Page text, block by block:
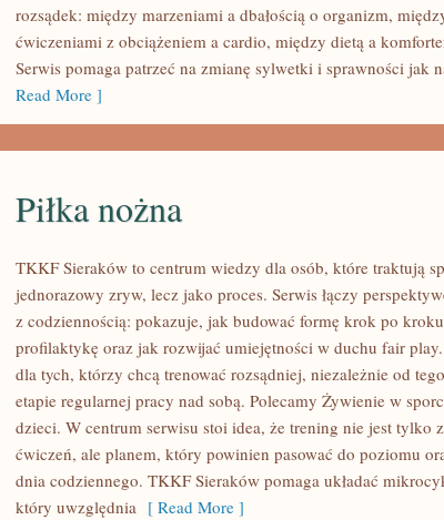
OSOBY
rozsądek: między marzeniami a dbałością o organizm,
ćwiczeniami z obciążeniem a cardio, między dietą a
Serwis pomaga patrzeć na zmianę sylwetki i sprawności jak
Read More ]
PIŁKA
NOŻNA
Piłka nożna
TKKF Sieraków to centrum wiedzy dla osób, które traktują
jednorazowy zryw, lecz jako proces. Serwis łączy
z codziennością: pokazuje, jak budować formę krok po
profilaktykę oraz jak rozwijać umiejętności w duchu fair
dla tych, którzy chcą trenować rozsądniej, niezależnie od
etapie regularnej pracy nad sobą. Polecamy Żywienie w
dzieci. W centrum serwisu stoi idea, że trening nie jest tylko
ćwiczeń, ale planem, który powinien pasować do poziomu
dnia codziennego. TKKF Sieraków pomaga układać
który uwzględnia [ Read More ]